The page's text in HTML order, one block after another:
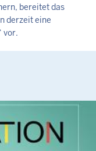
bereitet das
derzeit eine
vor.